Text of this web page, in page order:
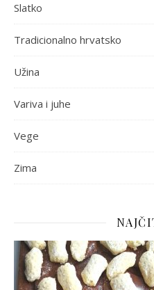
Slatko
Tradicionalno hrvatsko
Užina
Variva i juhe
Vege
Zima